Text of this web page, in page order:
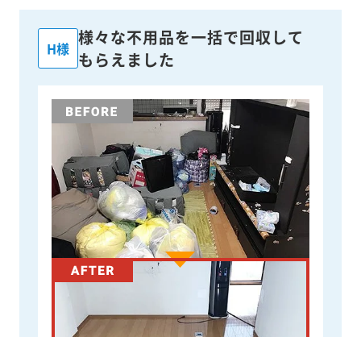
H様
様々な不用品を一括で回収して
もらえました